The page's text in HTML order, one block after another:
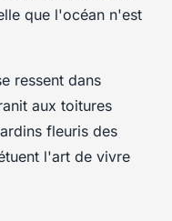
que l'océan n'est
ressent dans
aux toitures
fleuris des
l'art de vivre